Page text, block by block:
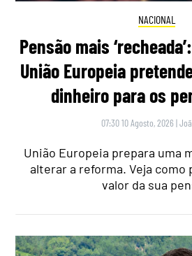
NACIONAL
Pensão mais
União Europeia
dinheiro para os
07:30 10 Agosto, 2026 |
União Europeia prepara uma
alterar a reforma. Veja como
valor da sua